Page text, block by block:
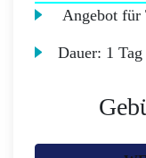
Angebot für
Dauer: 1 Tag